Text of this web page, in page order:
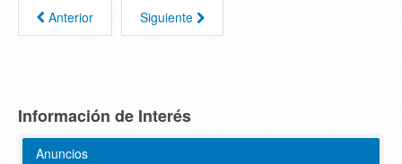
Anterior Siguiente
Información de Interés
Anuncios